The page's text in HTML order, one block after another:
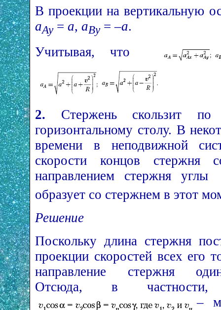
В проекции на вертикальную
aAy= a, aBy= –a.
Учитывая, что
2. Стержень скользит
горизонтальному столу. В
времени в неподвижной
скорости концов стержня
направлением стержня углы
образует со стержнем в этот
Решение
Поскольку длина стержня
проекции скоростей всех его
направление стержня
Отсюда, в частности,
–